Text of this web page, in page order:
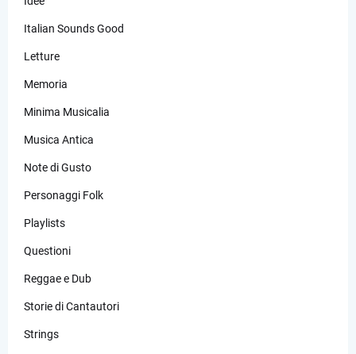
Italian Sounds Good
Letture
Memoria
Minima Musicalia
Musica Antica
Note di Gusto
Personaggi Folk
Playlists
Questioni
Reggae e Dub
Storie di Cantautori
Strings